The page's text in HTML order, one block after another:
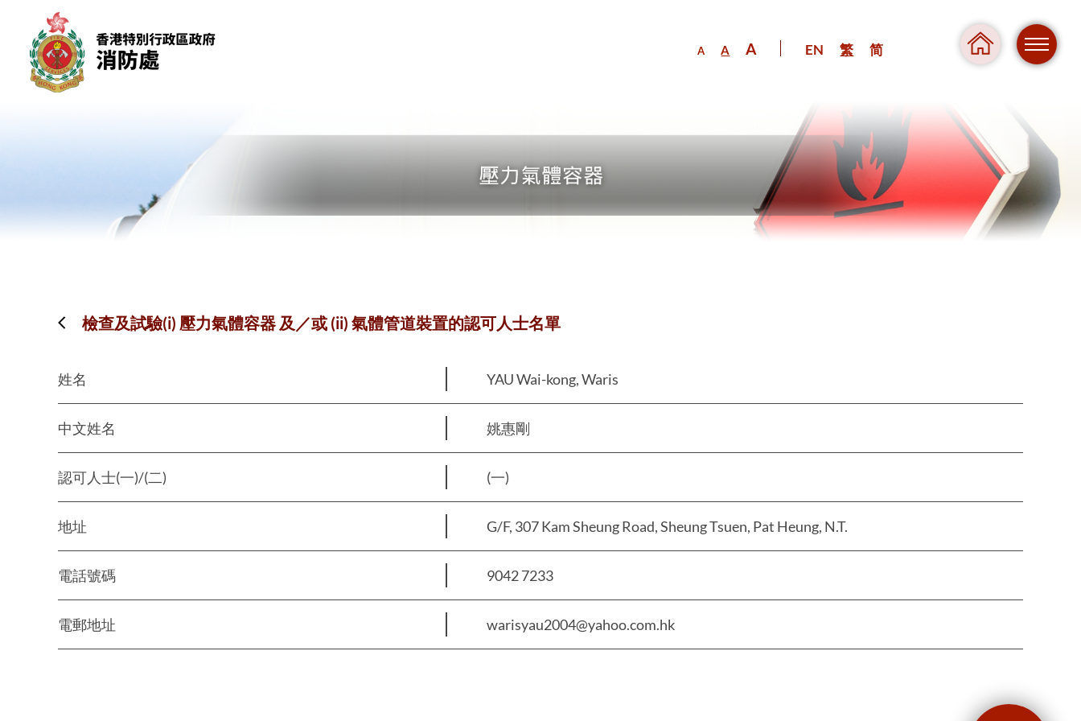
A A A EN 繁 简
危險
檢查及試驗(i) 壓力氣體容器 及／或 (ii) 氣體管道裝置的認可人士名單
姓名 YAU Wai-kong, Waris
中文姓名 姚惠剛
認可人士(一)/(二) (一)
地址 G/F, 307 Kam Sheung Road, Sheung Tsuen, Pat Heung, N.T.
電話號碼 9042 7233
電郵地址 warisyau2004@yahoo.com.hk